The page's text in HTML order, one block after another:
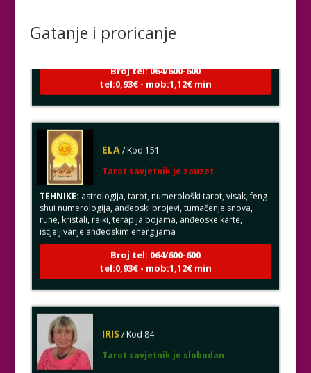
Gatanje i proricanje
TEHNIKE:astrologija, numerologija, tarot, radiestezija
tel:0,93€ - mob:1,12€ min
Tarot savjetnik je zauzet
TEHNIKE:astrologija, tarot, numerološki tarot, visak, feng
shui numerologija, anđeoski brojevi, tumačenje snova,
rune, kristali, reiki, terapija bojama, anđeoske karte,
iscjeljivanje anđeoskim energijama
Broj tel: 064/600-600
tel:0,93€ - mob:1,12€ min
Tarot savjetnik je slobodan
TEHNIKE: visak, karte sudbine, urođena vidovitost